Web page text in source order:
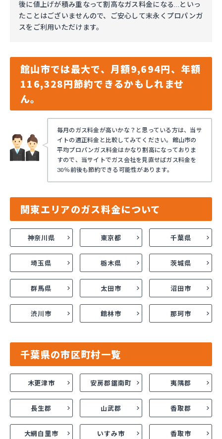
後に値上げが積み重なって割高なガス料金になる…といっ
たことはございませんので、ご安心して末永くプロパンガ
スをご利用いただけます。
館山市では最大で、月額9,694円、年額
116,328円節約できるかもしれませ
ん。
毎月のガス料金が高いかな？と思っている方は、当サ
イトの適正料金と比較してみてください。館山市の
平均プロパンガス料金はかなり割高になっておりま
すので、当サイトでガス会社を見直せばガス料金を
30％前後も節約できる可能性があります。
関東エリアのガス料金について
神奈川県 東京都 千葉県
埼玉県 栃木県 茨城県
群馬県 太田市 沼田市
渋川市 館林市 那珂市
千葉県の市区町村一覧
木更津市 安房郡鋸南町 夷隅郡
長生郡 山武郡 香取郡
大網白里市 いすみ市 香取市